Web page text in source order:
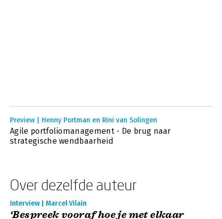
Preview | Henny Portman en Rini van Solingen
Agile portfoliomanagement - De brug naar
strategische wendbaarheid
Over dezelfde auteur
Interview | Marcel Vilain
‘Bespreek vooraf hoe je met elkaar